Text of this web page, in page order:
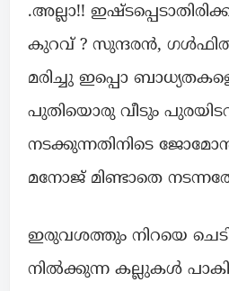
.അല്ലാ!!
കുറവ് ? സുന്ദരൻ,
മരിച്ചു ഇപ്പൊ
പുതിയൊരു വീടും
നടക്കുന്നതിനിടെ
മനോജ് മിണ്ടാതെ
ഇരുവശത്തും നിറയെ
നിൽക്കുന്ന കല്ലുകൾ